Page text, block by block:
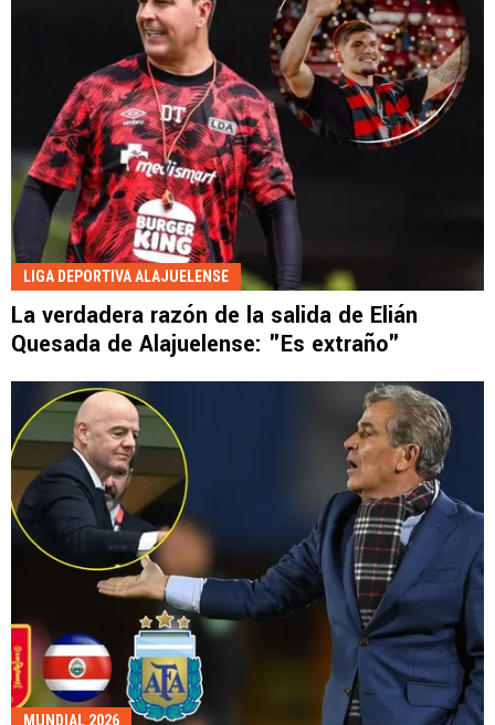
LIGA DEPORTIVA ALAJUELENSE
La verdadera razón de la salida de Elián
Quesada de Alajuelense: "Es extraño"
MUNDIAL 2026